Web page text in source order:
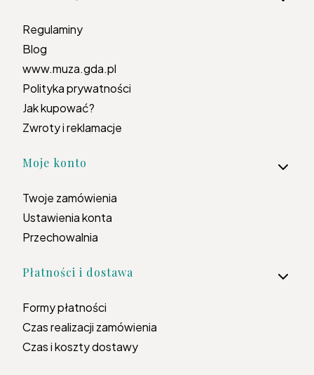
Regulaminy
Blog
www.muza.gda.pl
Polityka prywatności
Jak kupować?
Zwroty i reklamacje
Moje konto
Twoje zamówienia
Ustawienia konta
Przechowalnia
Płatności i dostawa
Formy płatności
Czas realizacji zamówienia
Czas i koszty dostawy